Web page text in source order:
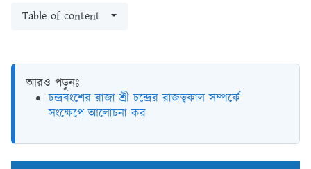
Table of content
আরও পড়ুনঃ
চন্দ্রবংশের রাজা শ্রী চন্দ্রের রাজত্বকাল সম্পর্কে
সংক্ষেপে আলোচনা কর